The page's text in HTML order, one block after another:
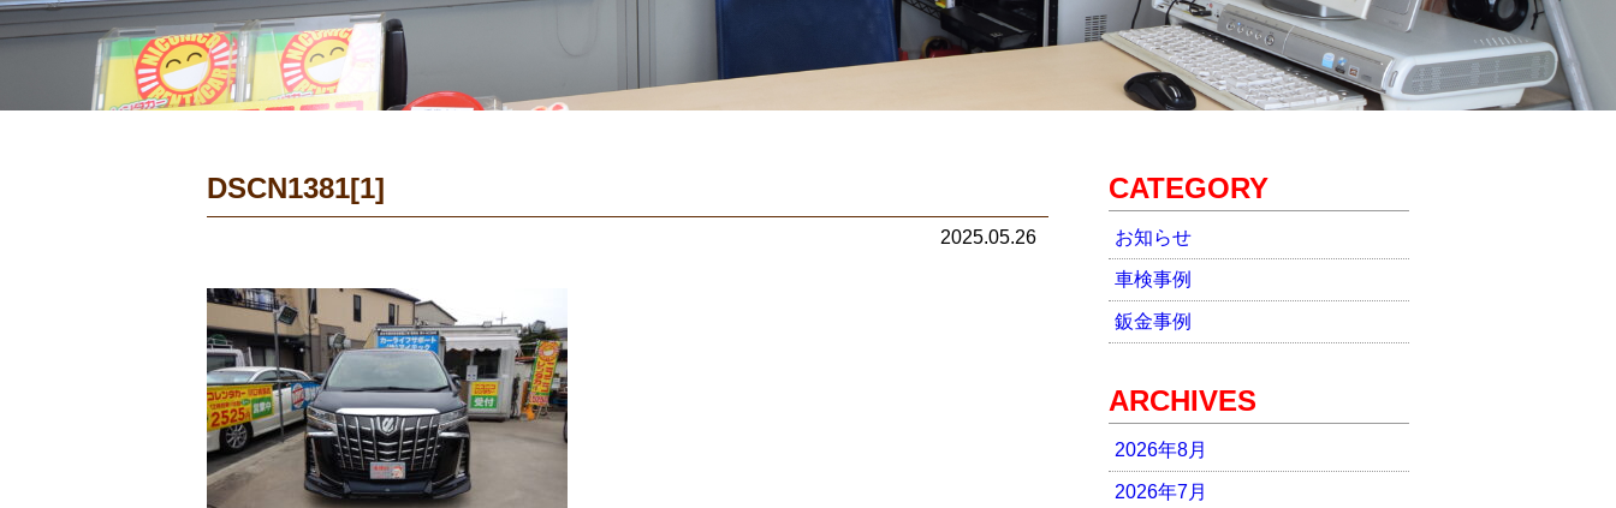
DSCN1381[1]
2025.05.26
CATEGORY
お知らせ
車検事例
鈑金事例
ARCHIVES
2026年8月
2026年7月